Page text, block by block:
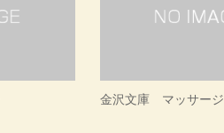
金沢文庫 マッサージ